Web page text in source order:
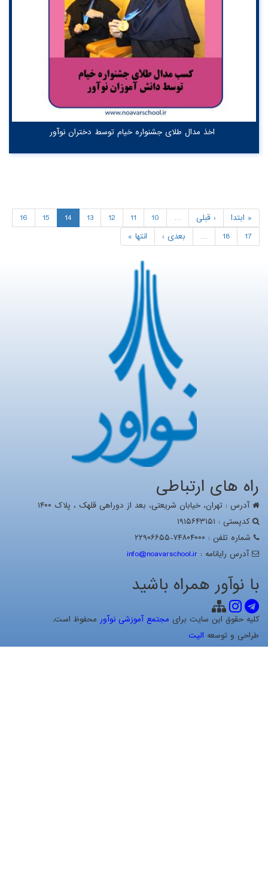
اخذ مدال طلای جشنواره خیام توسط دختران نوآور
« ابتدا ‹ قبلی …
10
11
12
13
14
15
16
17
18
… بعدی › انتها »
راه های ارتباطی
آدرس : تهران، خيابان شریعتی، بعد از دوراهی قلهک ، پلاک ۱۴۰۰
کدپستی : ۱۹۱۵۶۴۳۱۵۱
شماره تلفن : ۷۴۸۰۴۰۰۰-۲۲۹۰۶۶۵۵
آدرس رايانامه : info@noavarschool.ir
با نوآور همراه باشید
کلیه حقوق این سایت برای مجتمع آموزشی نوآور محفوظ است.
طراحی و توسعه الیت